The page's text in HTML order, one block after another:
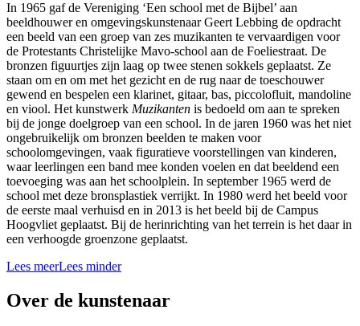
In 1965 gaf de Vereniging ‘Een school met de Bijbel’ aan
beeldhouwer en omgevingskunstenaar Geert Lebbing de opdracht
een beeld van een groep van zes muzikanten te vervaardigen voor
de Protestants Christelijke Mavo-school aan de Foeliestraat. De
bronzen figuurtjes zijn laag op twee stenen sokkels geplaatst. Ze
staan om en om met het gezicht en de rug naar de toeschouwer
gewend en bespelen een klarinet, gitaar, bas, piccolofluit, mandoline
en viool. Het kunstwerk Muzikanten is bedoeld om aan te spreken
bij de jonge doelgroep van een school. In de jaren 1960 was het niet
ongebruikelijk om bronzen beelden te maken voor
schoolomgevingen, vaak figuratieve voorstellingen van kinderen,
waar leerlingen een band mee konden voelen en dat beeldend een
toevoeging was aan het schoolplein. In september 1965 werd de
school met deze bronsplastiek verrijkt. In 1980 werd het beeld voor
de eerste maal verhuisd en in 2013 is het beeld bij de Campus
Hoogvliet geplaatst. Bij de herinrichting van het terrein is het daar in
een verhoogde groenzone geplaatst.
Lees meerLees minder
Over de kunstenaar